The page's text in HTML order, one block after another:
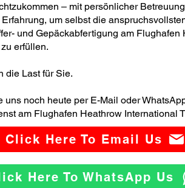
– mit persönlicher
um selbst die
und Gepäckabfertigung am Flughafen
erfüllen.
die Last für Sie.
uns noch heute per E-Mail oder
am Flughafen Heathrow International
Click Here To Email Us
Here To WhatsApp Us